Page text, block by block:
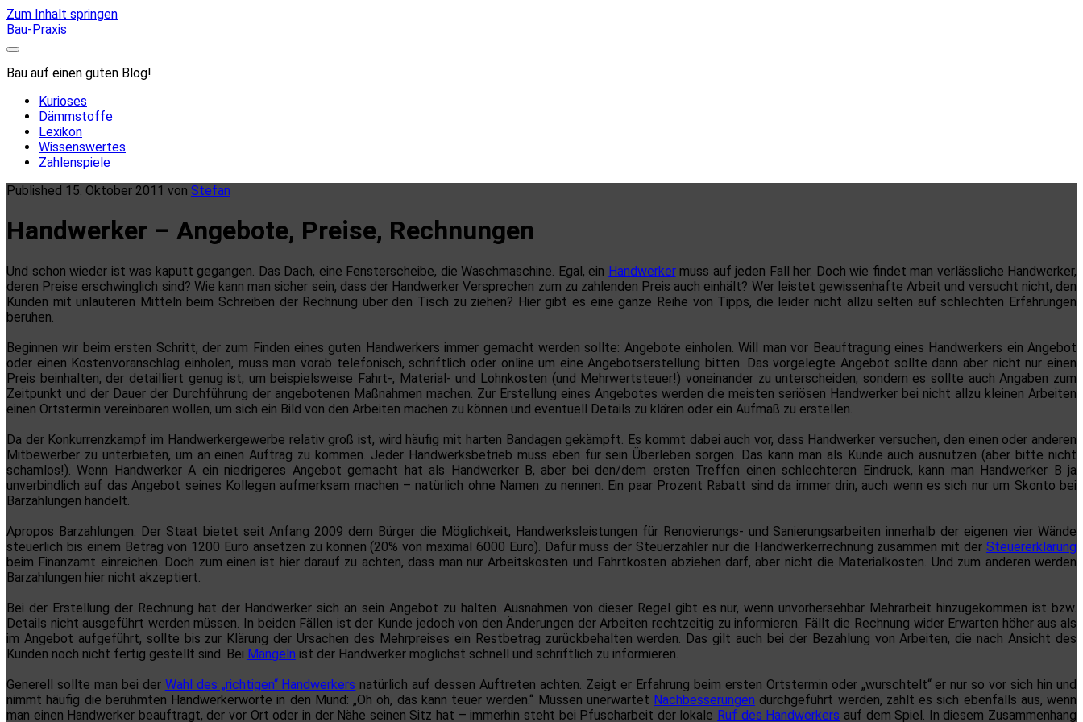
Zum Inhalt springen
Bau-Praxis
Bau auf einen guten Blog!
Kurioses
Dämmstoffe
Lexikon
Wissenswertes
Zahlenspiele
Published 15. Oktober 2011 von Stefan
Handwerker – Angebote, Preise, Rechnungen
Und schon wieder ist was kaputt gegangen. Das Dach, eine Fensterscheibe, die Waschmaschine. Egal, ein Handwerkermuss auf jeden Fall her. Doch wie findet man verlässliche Handwerker,
deren Preise erschwinglich sind? Wie kann man sicher sein, dass der Handwerker Versprechen zum zu zahlenden Preis auch einhält? Wer leistet gewissenhafte Arbeit und versucht nicht, den
Kunden mit unlauteren Mitteln beim Schreiben der Rechnung über den Tisch zu ziehen? Hier gibt es eine ganze Reihe von Tipps, die leider nicht allzu selten auf schlechten Erfahrungen
beruhen.
Beginnen wir beim ersten Schritt, der zum Finden eines guten Handwerkers immer gemacht werden sollte: Angebote einholen. Will man vor Beauftragung eines Handwerkers ein Angebot
oder einen Kostenvoranschlag einholen, muss man vorab telefonisch, schriftlich oder online um eine Angebotserstellung bitten. Das vorgelegte Angebot sollte dann aber nicht nur einen
Preis beinhalten, der detailliert genug ist, um beispielsweise Fahrt-, Material- und Lohnkosten (und Mehrwertsteuer!) voneinander zu unterscheiden, sondern es sollte auch Angaben zum
Zeitpunkt und der Dauer der Durchführung der angebotenen Maßnahmen machen. Zur Erstellung eines Angebotes werden die meisten seriösen Handwerker bei nicht allzu kleinen Arbeiten
einen Ortstermin vereinbaren wollen, um sich ein Bild von den Arbeiten machen zu können und eventuell Details zu klären oder ein Aufmaß zu erstellen.
Da der Konkurrenzkampf im Handwerkergewerbe relativ groß ist, wird häufig mit harten Bandagen gekämpft. Es kommt dabei auch vor, dass Handwerker versuchen, den einen oder anderen
Mitbewerber zu unterbieten, um an einen Auftrag zu kommen. Jeder Handwerksbetrieb muss eben für sein Überleben sorgen. Das kann man als Kunde auch ausnutzen (aber bitte nicht
schamlos!). Wenn Handwerker A ein niedrigeres Angebot gemacht hat als Handwerker B, aber bei den/dem ersten Treffen einen schlechteren Eindruck, kann man Handwerker B ja
unverbindlich auf das Angebot seines Kollegen aufmerksam machen – natürlich ohne Namen zu nennen. Ein paar Prozent Rabatt sind da immer drin, auch wenn es sich nur um Skonto bei
Barzahlungen handelt.
Apropos Barzahlungen. Der Staat bietet seit Anfang 2009 dem Bürger die Möglichkeit, Handwerksleistungen für Renovierungs- und Sanierungsarbeiten innerhalb der eigenen vier Wände
steuerlich bis einem Betrag von 1200 Euro ansetzen zu können (20% von maximal 6000 Euro). Dafür muss der Steuerzahler nur die Handwerkerrechnung zusammen mit der Steuererklärung
beim Finanzamt einreichen. Doch zum einen ist hier darauf zu achten, dass man nur Arbeitskosten und Fahrtkosten abziehen darf, aber nicht die Materialkosten. Und zum anderen werden
Barzahlungen hier nicht akzeptiert.
Bei der Erstellung der Rechnung hat der Handwerker sich an sein Angebot zu halten. Ausnahmen von dieser Regel gibt es nur, wenn unvorhersehbar Mehrarbeit hinzugekommen ist bzw.
Details nicht ausgeführt werden müssen. In beiden Fällen ist der Kunde jedoch von den Änderungen der Arbeiten rechtzeitig zu informieren. Fällt die Rechnung wider Erwarten höher aus als
im Angebot aufgeführt, sollte bis zur Klärung der Ursachen des Mehrpreises ein Restbetrag zurückbehalten werden. Das gilt auch bei der Bezahlung von Arbeiten, die nach Ansicht des
Kunden noch nicht fertig gestellt sind. Bei Mängeln ist der Handwerker möglichst schnell und schriftlich zu informieren.
Generell sollte man bei der Wahl des „richtigen“ Handwerkers natürlich auf dessen Auftreten achten. Zeigt er Erfahrung beim ersten Ortstermin oder „wurschtelt“ er nur so vor sich hin und
nimmt häufig die berühmten Handwerkerworte in den Mund: „Oh oh, das kann teuer werden.“ Müssen unerwartet Nachbesserungen durchgeführt werden, zahlt es sich ebenfalls aus, wenn
man einen Handwerker beauftragt, der vor Ort oder in der Nähe seinen Sitz hat – immerhin steht bei Pfuscharbeit der lokale Ruf des Handwerkers auf dem Spiel. In diesem Zusammenhang